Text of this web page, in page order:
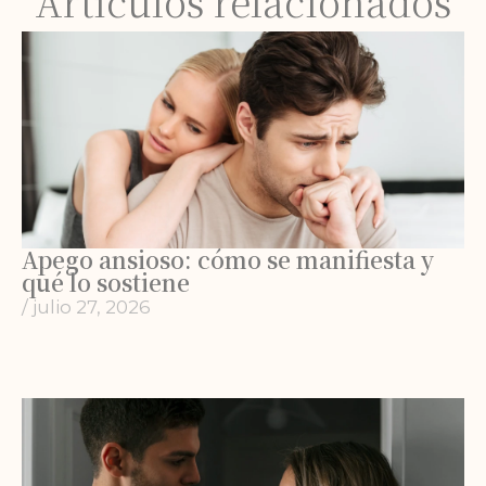
Apego ansioso: cómo se manifiesta y
qué lo sostiene
/ julio 27, 2026